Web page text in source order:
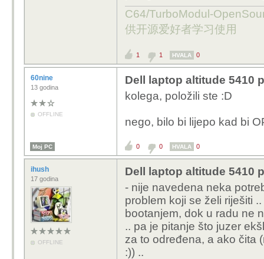
C64/TurboModul-
供开源爱好者学习使用
1 1 HVALA 0
60nine
13 godina
OFFLINE
Dell laptop altitude 5410
kolega, položili ste :D
nego, bilo bi lijepo kad bi
Moj PC 0 0 HVALA 0
ihush
17 godina
OFFLINE
Dell laptop altitude 5410
- nije navedena neka
problem koji se želi riješiti
bootanjem, dok u radu ne
.. pa je pitanje što juzer
za to određena, a ako čita
:)) ..